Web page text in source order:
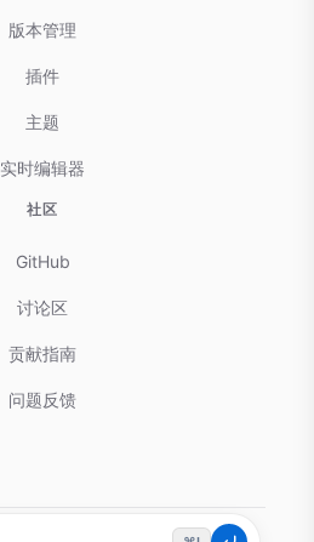
版本管理
插件
主题
实时编辑器
社区
GitHub
讨论区
贡献指南
问题反馈